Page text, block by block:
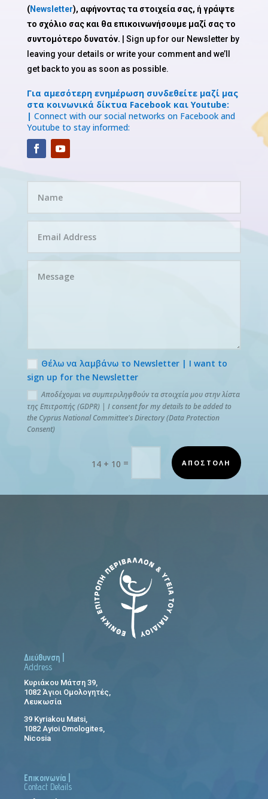
(Newsletter), αφήνοντας τα στοιχεία σας, ή γράψτε
το σχόλιο σας και θα επικοινωνήσουμε μαζί σας το
συντομότερο δυνατόν. | Sign up for our Newsletter by
leaving your details or write your comment and we’ll
get back to you as soon as possible.
Για αμεσότερη ενημέρωση συνδεθείτε μαζί μας
στα κοινωνικά δίκτυα Facebook και Youtube:
| Connect with our social networks on Facebook and
Youtube to stay informed:
Θέλω να λαμβάνω το Newsletter | I want to
sign up for the Newsletter
Αποδέχομαι να συμπεριληφθούν τα στοιχεία μου στην λίστα
της Επιτροπής (GDPR) | I consent for my details to be added to
the Cyprus National Committee's Directory (Data Protection
Consent)
14 + 10 = ΑΠΟΣΤΟΛΗ
Διεύθυνση |
Address
Κυριάκου Μάτση 39,
1082 Άγιοι Ομολογητές,
Λευκωσία
39 Kyriakou Matsi,
1082 Ayioi Omologites,
Nicosia
Επικοινωνία |
Contact Details